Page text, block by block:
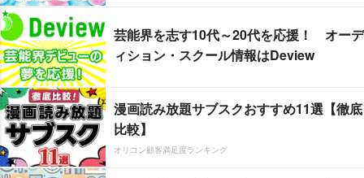
芸能界を志す10代～20代を応援！ オーデ
ィション・スクール情報はDeview
漫画読み放題サブスクおすすめ11選【徹底
比較】
オリコン顧客満足度ランキング